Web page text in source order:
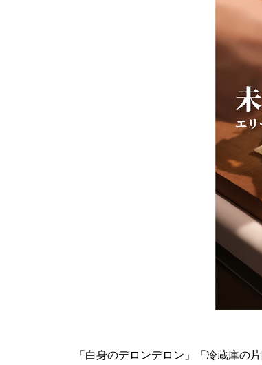
「白身のデロンデロン」「冷蔵庫の